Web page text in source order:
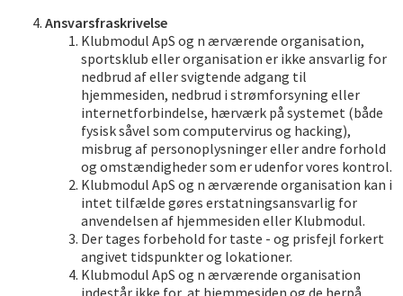
Ansvarsfraskrivelse
Klubmodul ApS og n ærværende organisation,
sportsklub eller organisation er ikke ansvarlig for
nedbrud af eller svigtende adgang til
hjemmesiden, nedbrud i strømforsyning eller
internetforbindelse, hærværk på systemet (både
fysisk såvel som computervirus og hacking),
misbrug af personoplysninger eller andre forhold
og omstændigheder som er udenfor vores kontrol.
Klubmodul ApS og n ærværende organisation kan i
intet tilfælde gøres erstatningsansvarlig for
anvendelsen af hjemmesiden eller Klubmodul.
Der tages forbehold for taste - og prisfejl forkert
angivet tidspunkter og lokationer.
Klubmodul ApS og n ærværende organisation
indestår ikke for, at hjemmesiden og de herpå